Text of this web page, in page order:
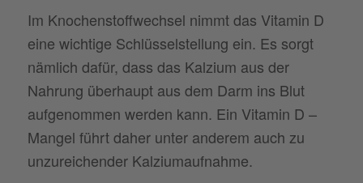
Im Knochenstoffwechsel nimmt das Vitamin D
eine wichtige Schlüsselstellung ein. Es sorgt
nämlich dafür, dass das Kalzium aus der
Nahrung überhaupt aus dem Darm ins Blut
aufgenommen werden kann. Ein Vitamin D –
Mangel führt daher unter anderem auch zu
unzureichender Kalziumaufnahme.